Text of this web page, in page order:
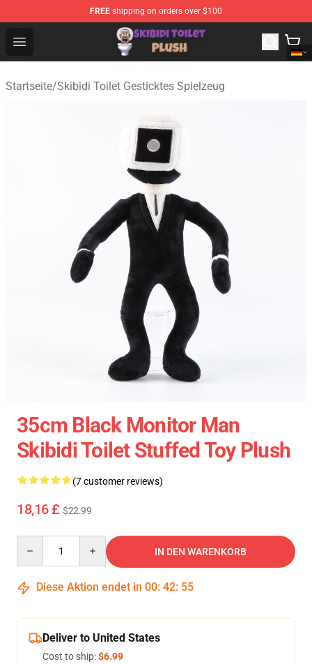
FREE shipping on orders over $100
Open menu
Skibidi Toilet Plush Shop - Official Skibidi Toilet Plush
Startseite/Skibidi Toilet Gesticktes Spielzeug
35cm Black Monitor Man
Skibidi Toilet Stuffed Toy Plush
(7 customer reviews)
18,16 £ $22.99
IN DEN WARENKORB
Diese Aktion endet in 00: 42: 54
Deliver to United States
Cost to ship:$6.99